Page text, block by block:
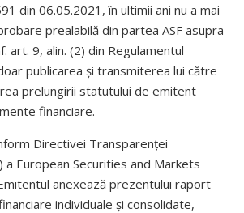
din 06.05.2021, în ultimii ani nu a mai
prealabilă din partea ASF asupra
art. 9, alin. (2) din Regulamentul
publicarea și transmiterea lui către
prelungirii statutului de emitent
financiare.
Directivei Transparenței
European Securities and Markets
anexează prezentului raport
individuale și consolidate,